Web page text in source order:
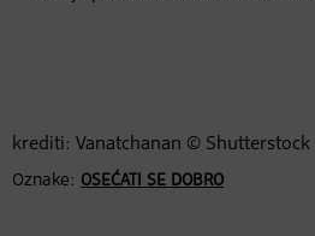
krediti: Vanatchanan © Shutterstock
Oznake: OSEĆATI SE DOBRO